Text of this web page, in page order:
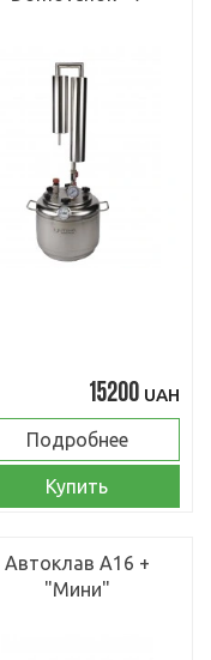
15200 UAH
Подробнее
Купить
Автоклав А16 +
"Мини"